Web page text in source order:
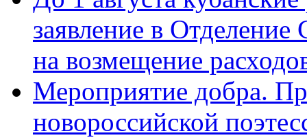
заявление в
на возмещение
Мероприятие добра.
новороссийской